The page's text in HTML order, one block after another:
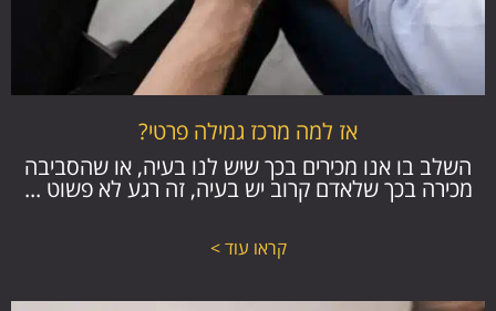
אז למה מרכז גמילה פרטי?
השלב בו אנו מכירים בכך שיש לנו בעיה, או שהסביבה
מכירה בכך שלאדם קרוב יש בעיה, זה רגע לא פשוט ...
קראו עוד >